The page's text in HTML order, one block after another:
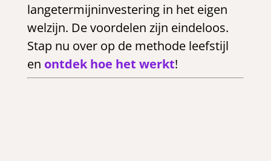
langetermijninvestering in het eigen
welzijn. De voordelen zijn eindeloos.
Stap nu over op de methode leefstijl
en ontdek hoe het werkt!